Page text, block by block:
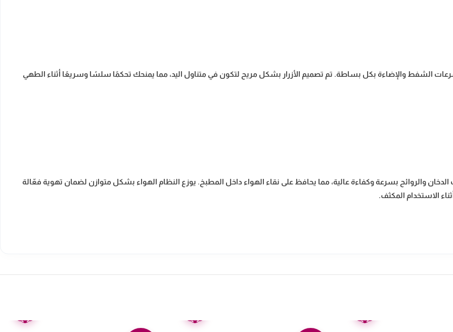
الشفط والإضاءة بكل بساطة. تم تصميم الأزرار بشكل مريح لتكون في متناول اليد، مما يمنحك تحكمًا سلسًا وسريعًا أثناء الطهي
والروائح بسرعة وكفاءة عالية، مما يحافظ على نقاء الهواء داخل المطبخ. يوزع النظام الهواء بشكل متوازن لضمان تهوية فعّالة
الاستخدام المكثف.